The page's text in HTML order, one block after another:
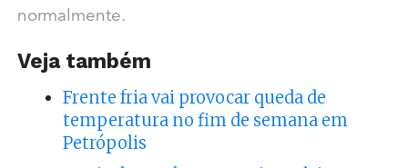
normalmente.
Veja também
Frente fria vai provocar queda de
temperatura no fim de semana em
Petrópolis